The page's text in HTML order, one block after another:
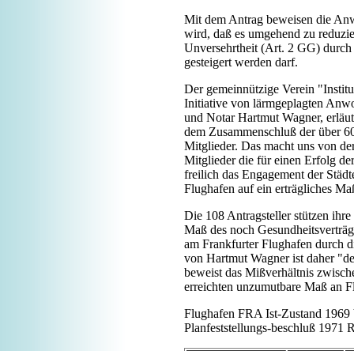
Mit dem Antrag beweisen die
wird, daß es umgehend zu
Unversehrtheit (Art. 2 GG) durch
gesteigert werden darf.
Der gemeinnützige Verein
Initiative von lärmgeplagten
und Notar Hartmut Wagner,
dem Zusammenschluß der über
Mitglieder. Das macht uns von
Mitglieder die für einen Erfolg
freilich das Engagement der
Flughafen auf ein erträgliches
Die 108 Antragsteller stützen
Maß des noch
am Frankfurter Flughafen durch
von Hartmut Wagner ist daher
beweist das Mißverhältnis
erreichten unzumutbare Maß an
Flughafen FRA Ist-Zustand
Planfeststellungs-beschluß 1971